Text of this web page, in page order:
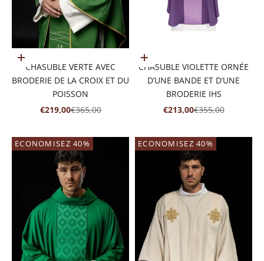
Ajouter au panier
CHASUBLE VERTE AVEC
BRODERIE DE LA CROIX ET DU
POISSON
PRIX DE VENTE
€219,00PRIX NORMAL
€365,00
Ajouter au panier
CHASUBLE VIOLETTE ORNÉE
D’UNE BANDE ET D’UNE
BRODERIE IHS
PRIX DE VENTE
€213,00PRIX NORMAL
€355,00
ECONOMISEZ 40% ECONOMISEZ 40%